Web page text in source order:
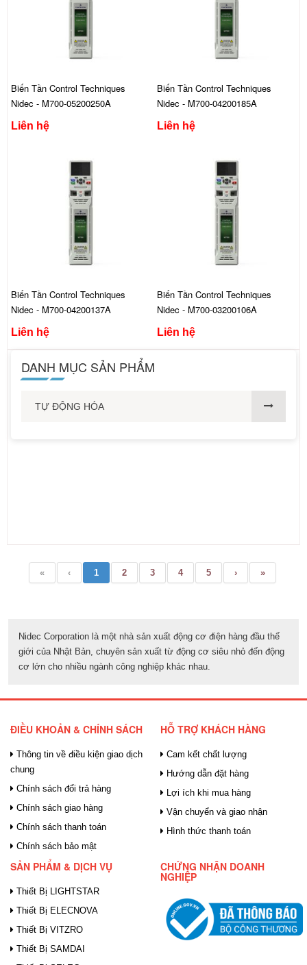
Biến Tần Control Techniques
Nidec - M700-05200250A
Liên hệ
Biến Tần Control Techniques
Nidec - M700-04200185A
Liên hệ
Biến Tần Control Techniques
Nidec - M700-04200137A
Liên hệ
Biến Tần Control Techniques
Nidec - M700-03200106A
Liên hệ
DANH MỤC SẢN PHẨM
TỰ ĐỘNG HÓA
« ‹ 1 2 3 4 5 › »
Nidec Corporation là một nhà sản xuất động cơ điện hàng đầu thế
giới của Nhật Bản, chuyên sản xuất từ động cơ siêu nhỏ đến động
cơ lớn cho nhiều ngành công nghiệp khác nhau.
ĐIỀU KHOẢN & CHÍNH SÁCH
Thông tin về điều kiện giao dịch
chung
Chính sách đổi trả hàng
Chính sách giao hàng
Chính sách thanh toán
Chính sách bảo mật
HỖ TRỢ KHÁCH HÀNG
Cam kết chất lượng
Hướng dẫn đặt hàng
Lợi ích khi mua hàng
Vận chuyển và giao nhận
Hình thức thanh toán
SẢN PHẨM & DỊCH VỤ
Thiết Bị LIGHTSTAR
Thiết Bị ELECNOVA
Thiết Bị VITZRO
Thiết Bị SAMDAI
CHỨNG NHẬN DOANH
NGHIỆP